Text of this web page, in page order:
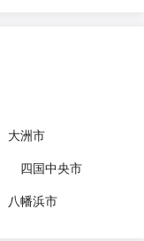
大洲市
四国中央市
八幡浜市